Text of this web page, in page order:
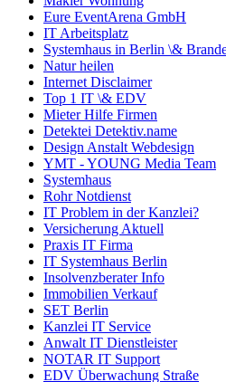
Eure EventArena GmbH
IT Arbeitsplatz
Systemhaus in Berlin \&
Natur heilen
Internet Disclaimer
Top 1 IT \& EDV
Mieter Hilfe Firmen
Detektei Detektiv.name
Design Anstalt Webdesign
YMT - YOUNG Media Team
Systemhaus
Rohr Notdienst
IT Problem in der Kanzlei?
Versicherung Aktuell
Praxis IT Firma
IT Systemhaus Berlin
Insolvenzberater Info
Immobilien Verkauf
SET Berlin
Kanzlei IT Service
Anwalt IT Dienstleister
NOTAR IT Support
EDV Überwachung Straße